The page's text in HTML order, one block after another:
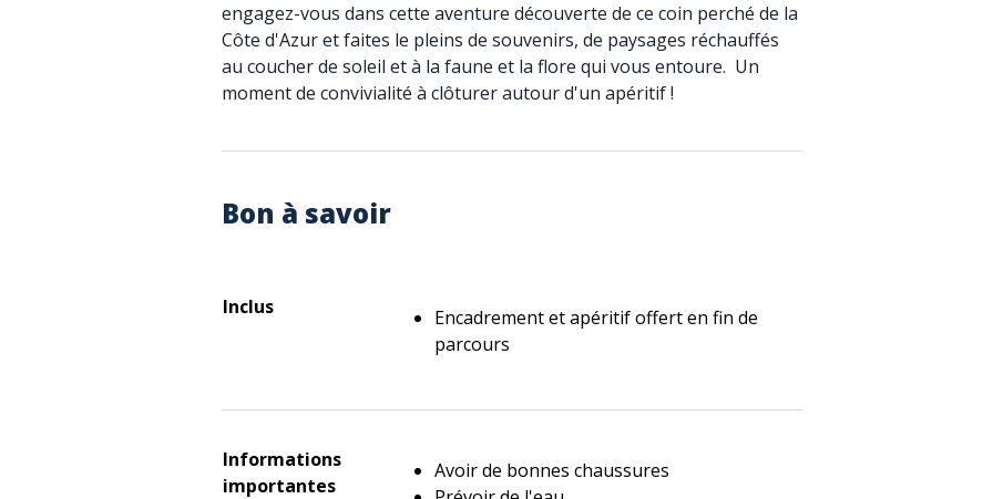
engagez-vous dans cette aventure découverte de ce coin perché de la
Côte d'Azur et faites le pleins de souvenirs, de paysages réchauffés
au coucher de soleil et à la faune et la flore qui vous entoure. Un
moment de convivialité à clôturer autour d'un apéritif !
Bon à savoir
Inclus
Encadrement et apéritif offert en fin de
parcours
Informations
importantes
Avoir de bonnes chaussures